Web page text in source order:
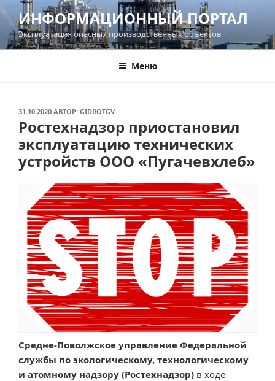
Перейти
содержимому
ИНФОРМАЦИОННЫЙ ПОРТАЛ
Эксплуатация опасных производственных объектов
Меню
ОПУБЛИКОВАНО
31.10.2020 АВТОР: GIDROTGV
Ростехнадзор приостановил
эксплуатацию технических
устройств ООО «Пугачевхлеб»
Средне-Поволжское управление Федеральной
службы по экологическому, технологическому
и атомному надзору (Ростехнадзор) в ходе